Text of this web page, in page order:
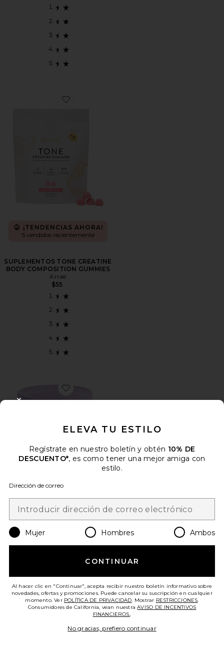
Favorite SUPLEMENTOS TONE CREATINE BODY
¡TENDENCIAS AHORA!
5 vendidos recientemente
SUPLEMENTOS TONE CREATINE
BODY COMPOSITION GUMMIES
Arrae
$55
Favorite COMPLEMENTO GROW HAIR GROWTH
Comprado Dec 1969
GROWTH SOFT CHEWS
ELEVA TU ESTILO
Regístrate en nuestro boletín y obtén 10% DE
DESCUENTO*, es como tener una mejor amiga con
estilo.
Dirección de correo
Mujer Hombres Ambos
CONTINUAR
Al hacer clic en "Continuar", acepta recibir nuestro boletín informativo sobre
novedades, ofertas y promociones. Puede cancelar su suscripción en cualquier
momento. Ver POLÍTICA DE PRIVACIDAD. Mostrar RESTRICCIONES.
Consumidores de California, vean nuestraAVISO DE INCENTIVOS
FINANCIEROS..
No gracias, prefiero continuar